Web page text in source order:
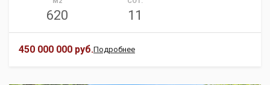
620 11
450 000 000 руб.Подробнее